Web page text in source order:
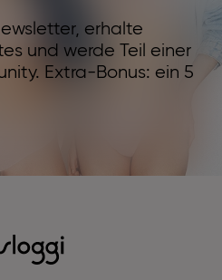
erhalte
und werde Teil einer
Extra-Bonus: ein 5